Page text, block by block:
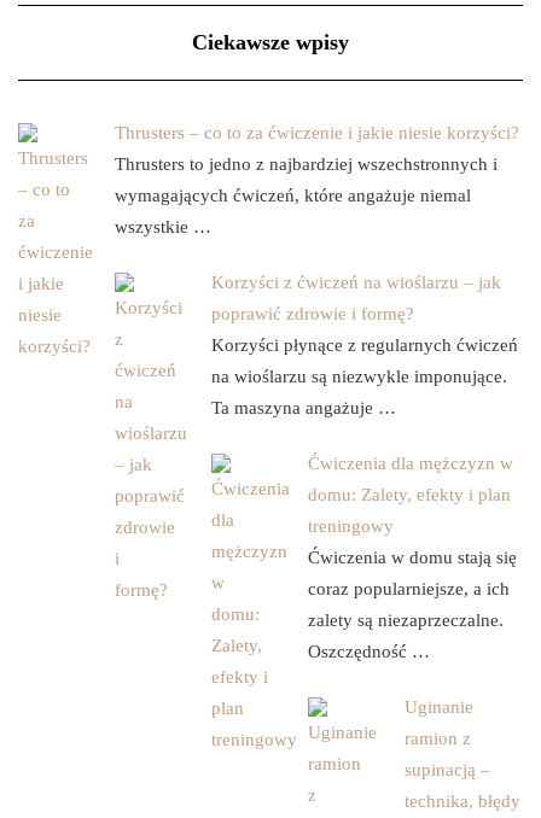
Ciekawsze wpisy
Thrusters – co to za ćwiczenie i jakie niesie korzyści?
Thrusters to jedno z najbardziej wszechstronnych i
wymagających ćwiczeń, które angażuje niemal
wszystkie …
Korzyści z ćwiczeń na wioślarzu – jak
poprawić zdrowie i formę?
Korzyści płynące z regularnych ćwiczeń
na wioślarzu są niezwykle imponujące.
Ta maszyna angażuje …
Ćwiczenia dla mężczyzn w
domu: Zalety, efekty i plan
treningowy
Ćwiczenia w domu stają się
coraz popularniejsze, a ich
zalety są niezaprzeczalne.
Oszczędność …
Uginanie
ramion z
supinacją –
technika, błędy